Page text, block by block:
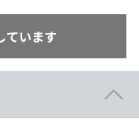
ています